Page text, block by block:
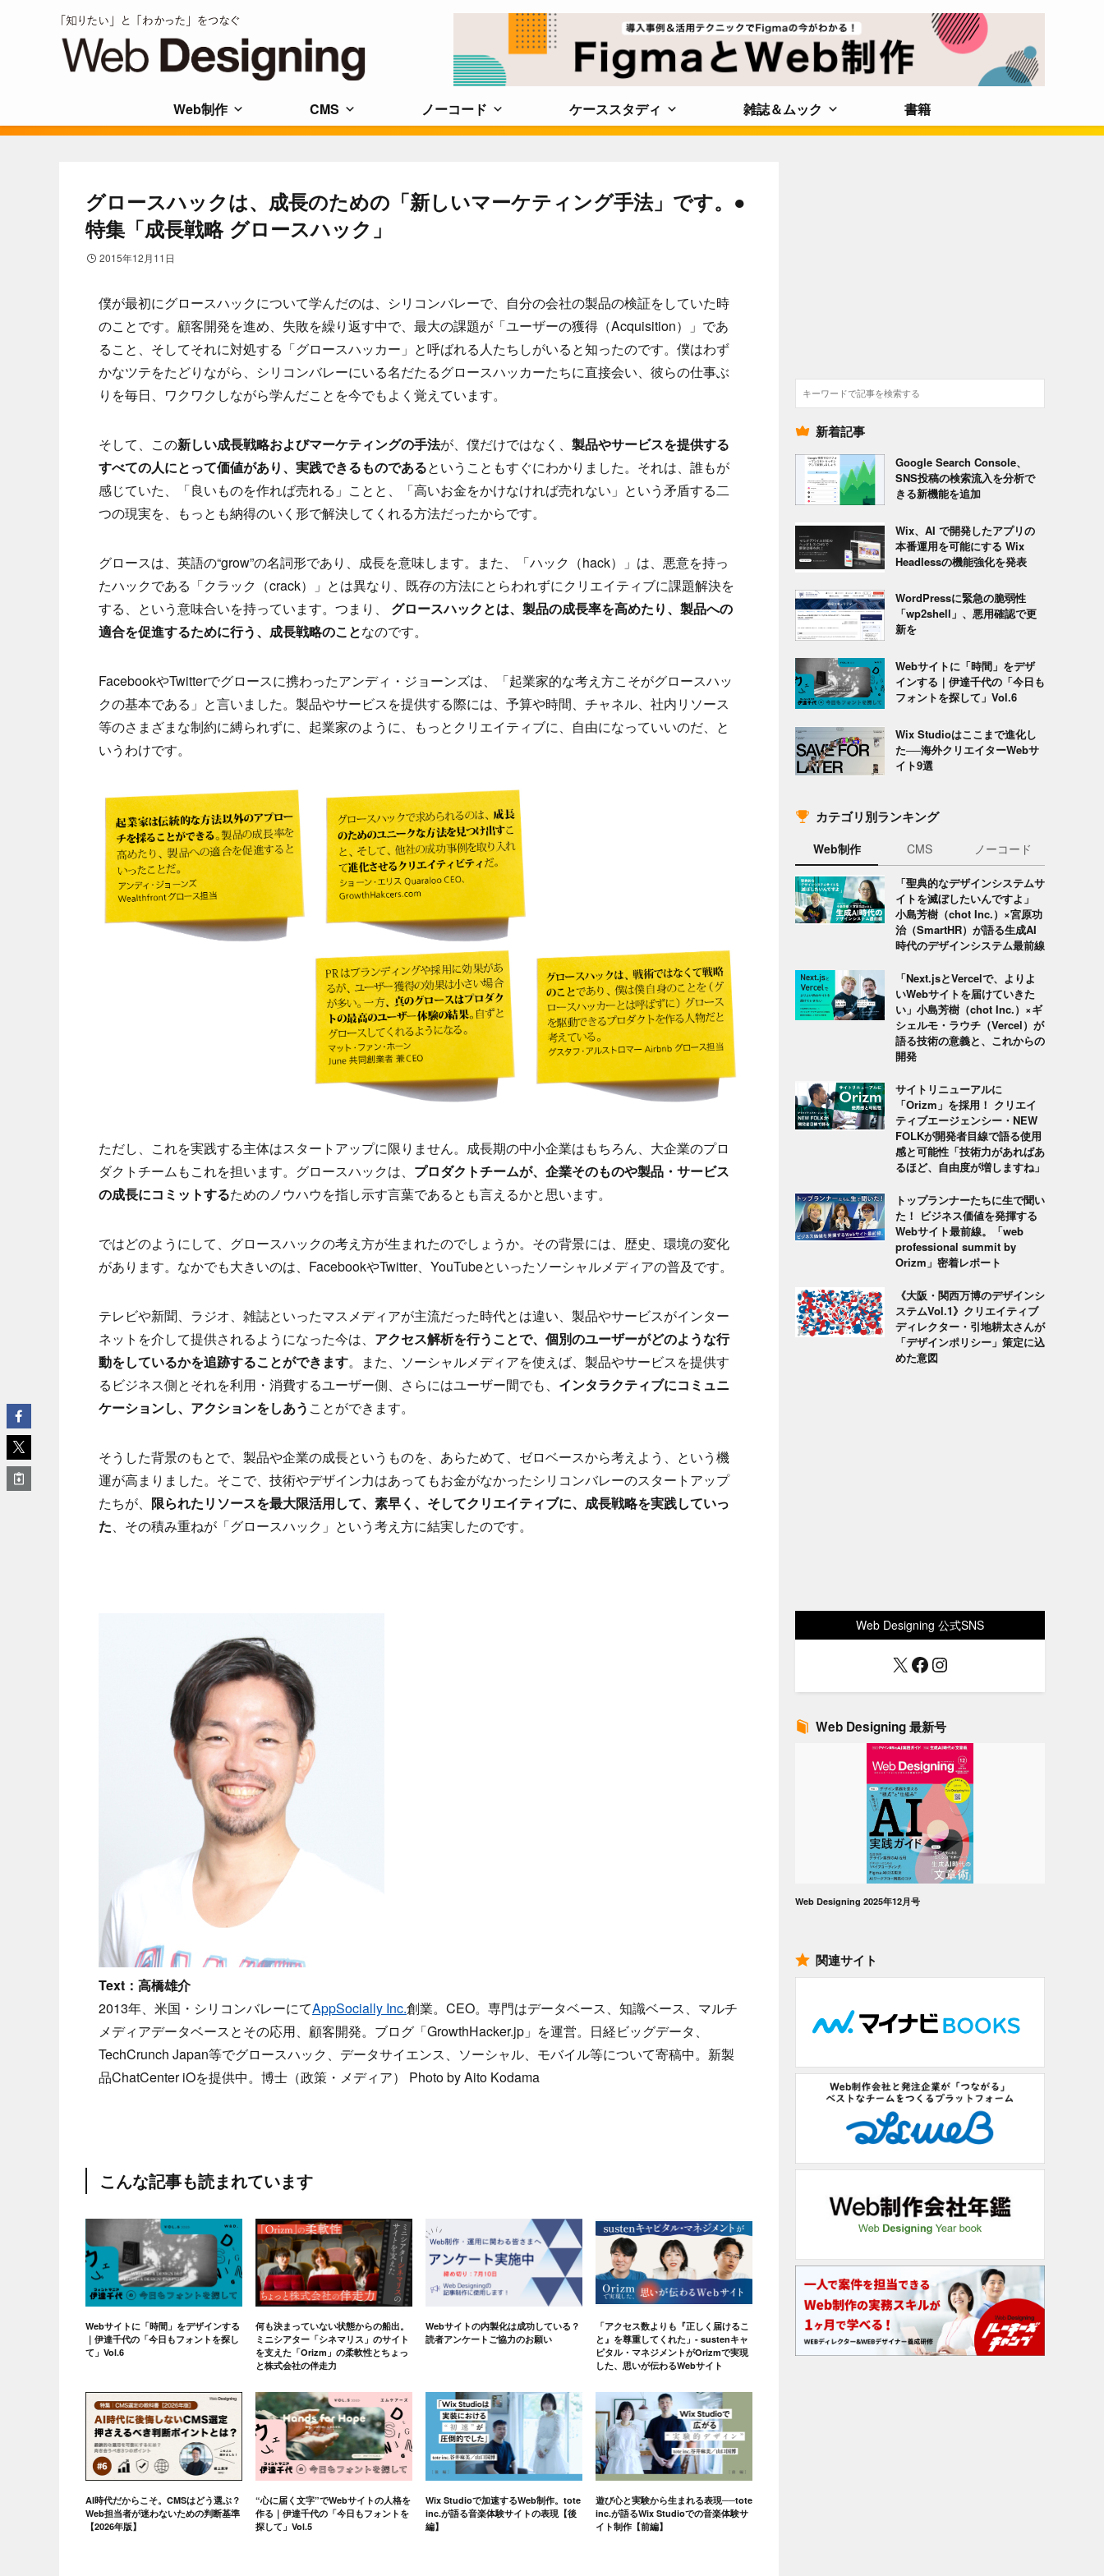
Web制作 CMS ノーコード ケーススタディ 雑誌＆ムック 書籍
グロースハックは、成長のための「新しいマーケティング手法」です。●
特集「成長戦略 グロースハック」
2015年12月11日
僕が最初にグロースハックについて学んだのは、シリコンバレーで、自分の会社の製品の検証をしていた時
のことです。顧客開発を進め、失敗を繰り返す中で、最大の課題が「ユーザーの獲得（Acquisition）」であ
ること、そしてそれに対処する「グロースハッカー」と呼ばれる人たちしがいると知ったのです。僕はわず
かなツテをたどりながら、シリコンバレーにいる名だたるグロースハッカーたちに直接会い、彼らの仕事ぶ
りを毎日、ワクワクしながら学んだことを今でもよく覚えています。
そして、この新しい成長戦略およびマーケティングの手法が、僕だけではなく、 製品やサービスを提供する
すべての人にとって価値があり、実践できるものであるということもすぐにわかりました。それは、誰もが
感じていた、「良いものを作れば売れる」ことと、「高いお金をかけなければ売れない」という矛盾する二
つの現実を、もっとも納得のいく形で解決してくれる方法だったからです。
グロースは、英語の“grow”の名詞形であり、成長を意味します。また、「ハック（hack）」は、悪意を持っ
たハックである「クラック（crack）」とは異なり、既存の方法にとらわれずにクリエイティブに課題解決を
する、という意味合いを持っています。つまり、 グロースハックとは、製品の成長率を高めたり、製品への
適合を促進するために行う、成長戦略のことなのです。
FacebookやTwitterでグロースに携わったアンディ・ジョーンズは、「起業家的な考え方こそがグロースハッ
クの基本である」と言いました。製品やサービスを提供する際には、予算や時間、チャネル、社内リソース
等のさまざまな制約に縛られずに、起業家のように、もっとクリエイティブに、自由になっていいのだ、と
いうわけです。
ただし、これを実践する主体はスタートアップに限りません。成長期の中小企業はもちろん、大企業のプロ
ダクトチームもこれを担います。グロースハックは、 プロダクトチームが、企業そのものや製品・サービス
の成長にコミットするためのノウハウを指し示す言葉であるとも言えるかと思います。
ではどのようにして、グロースハックの考え方が生まれたのでしょうか。その背景には、歴史、環境の変化
があります。なかでも大きいのは、FacebookやTwitter、YouTubeといったソーシャルメディアの普及です。
テレビや新聞、ラジオ、雑誌といったマスメディアが主流だった時代とは違い、製品やサービスがインター
ネットを介して提供されるようになった今は、 アクセス解析を行うことで、個別のユーザーがどのような行
動をしているかを追跡することができます。また、ソーシャルメディアを使えば、製品やサービスを提供す
るビジネス側とそれを利用・消費するユーザー側、さらにはユーザー間でも、 インタラクティブにコミュニ
ケーションし、アクションをしあう ことができます。
そうした背景のもとで、製品や企業の成長というものを、あらためて、ゼロベースから考えよう、という機
運が高まりました。そこで、技術やデザイン力はあってもお金がなかったシリコンバレーのスタートアップ
たちが、 限られたリソースを最大限活用して、素早く、そしてクリエイティブに、成長戦略を実践していっ
た、その積み重ねが「グロースハック」という考え方に結実したのです。
Text：高橋雄介
2013年、米国・シリコンバレーにてAppSocially Inc.創業。CEO。専門はデータベース、知識ベース、マルチ
メディアデータベースとその応用、顧客開発。ブログ「GrowthHacker.jp」を運営。日経ビッグデータ、
TechCrunch Japan等でグロースハック、データサイエンス、ソーシャル、モバイル等について寄稿中。新製
品ChatCenter iOを提供中。博士（政策・メディア） Photo by Aito Kodama
こんな記事も読まれています
Webサイトに「時間」をデザインする
｜伊達千代の「今日もフォントを探し
て」Vol.6
何も決まっていない状態からの船出。
ミニシアター「シネマリス」のサイト
を支えた「Orizm」の柔軟性とちょっ
と株式会社の伴走力
Webサイトの内製化は成功している？
読者アンケートご協力のお願い
「アクセス数よりも『正しく届けるこ
と』を尊重してくれた」- sustenキャ
ピタル・マネジメントがOrizmで実現
した、思いが伝わるWebサイト
AI時代だからこそ。CMSはどう選ぶ？
Web担当者が迷わないための判断基準
【2026年版】
“心に届く文字”でWebサイトの人格を
作る｜伊達千代の「今日もフォントを
探して」Vol.5
Wix Studioで加速するWeb制作。tote
inc.が語る音楽体験サイトの表現【後
編】
遊び心と実験から生まれる表現──tote
inc.が語るWix Studioでの音楽体験サ
イト制作【前編】
検
索
新着記事
Google Search Console、
SNS投稿の検索流入を分析で
きる新機能を追加
Wix、AI で開発したアプリの
本番運用を可能にする Wix
Headlessの機能強化を発表
WordPressに緊急の脆弱性
「wp2shell」、悪用確認で更
新を
Webサイトに「時間」をデザ
インする｜伊達千代の「今日も
フォントを探して」Vol.6
Wix Studioはここまで進化し
た──海外クリエイターWebサ
イト9選
カテゴリ別ランキング
Web制作 CMS ノーコード
「聖典的なデザインシステムサ
イトを滅ぼしたいんですよ」
小島芳樹（chot Inc.）×宮原功
治（SmartHR）が語る生成AI
時代のデザインシステム最前線
「Next.jsとVercelで、よりよ
いWebサイトを届けていきた
い」小島芳樹（chot Inc.）×ギ
シェルモ・ラウチ（Vercel）が
語る技術の意義と、これからの
開発
サイトリニューアルに
「Orizm」を採用！ クリエイ
ティブエージェンシー・NEW
FOLKが開発者目線で語る使用
感と可能性「技術力があればあ
るほど、自由度が増しますね」
トップランナーたちに生で聞い
た！ ビジネス価値を発揮する
Webサイト最前線。「web
professional summit by
Orizm」密着レポート
《大阪・関西万博のデザインシ
ステムVol.1》クリエイティブ
ディレクター・引地耕太さんが
「デザインポリシー」策定に込
めた意図
Web Designing 公式SNS
X Facebook
Instagram
Web Designing 最新号
Web Designing 2025年12月号
関連サイト